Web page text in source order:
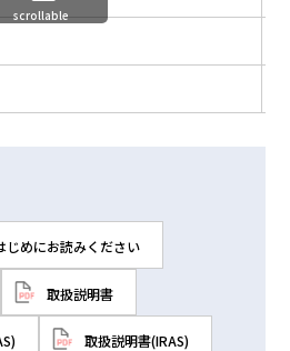
scrollable
じめにお読みください
取扱説明書
取扱説明書(IRAS)